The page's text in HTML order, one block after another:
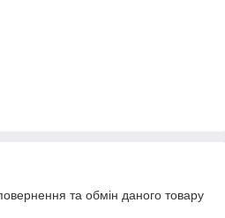
та обмін даного товару